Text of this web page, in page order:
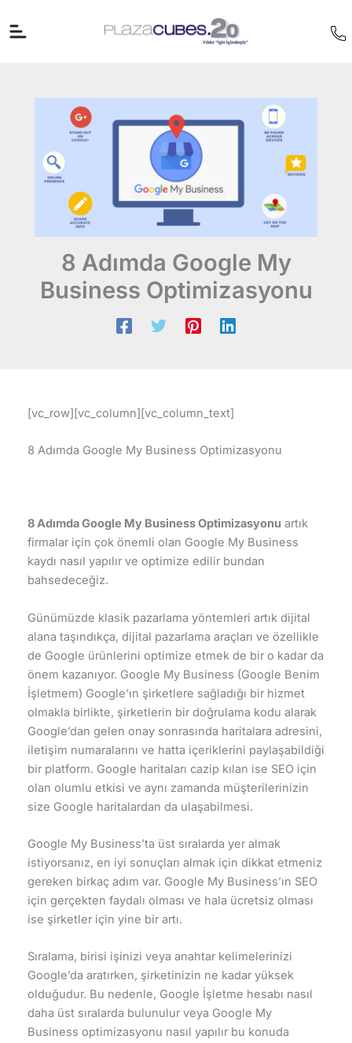
atla
8 Adımda Google My
Business Optimizasyonu
[vc_row][vc_column][vc_column_text]
8 Adımda Google My Business Optimizasyonu
8 Adımda Google My Business Optimizasyonu artık
firmalar için çok önemli olan Google My Business
kaydı nasıl yapılır ve optimize edilir bundan
bahsedeceğiz.
Günümüzde klasik pazarlama yöntemleri artık dijital
alana taşındıkça, dijital pazarlama araçları ve özellikle
de Google ürünlerini optimize etmek de bir o kadar da
önem kazanıyor. Google My Business (Google Benim
İşletmem) Google’ın şirketlere sağladığı bir hizmet
olmakla birlikte, şirketlerin bir doğrulama kodu alarak
Google’dan gelen onay sonrasında haritalara adresini,
iletişim numaralarını ve hatta içeriklerini paylaşabildiği
bir platform. Google haritaları cazip kılan ise SEO için
olan olumlu etkisi ve aynı zamanda müşterilerinizin
size Google haritalardan da ulaşabilmesi.
Google My Business’ta üst sıralarda yer almak
istiyorsanız, en iyi sonuçları almak için dikkat etmeniz
gereken birkaç adım var. Google My Business’ın SEO
için gerçekten faydalı olması ve hala ücretsiz olması
ise şirketler için yine bir artı.
Sıralama, birisi işinizi veya anahtar kelimelerinizi
Google’da aratırken, şirketinizin ne kadar yüksek
olduğudur. Bu nedenle, Google İşletme hesabı nasıl
daha üst sıralarda bulunulur veya Google My
Business optimizasyonu nasıl yapılır bu konuda